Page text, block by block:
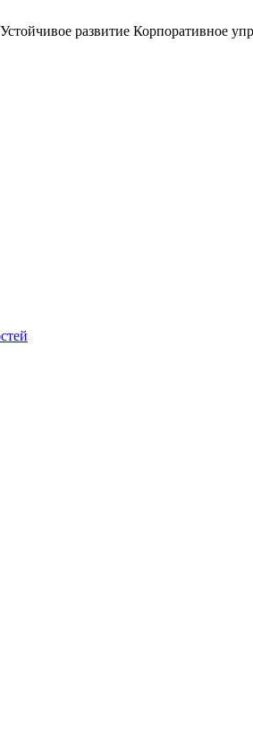
Устойчивое развитие Корпоративное